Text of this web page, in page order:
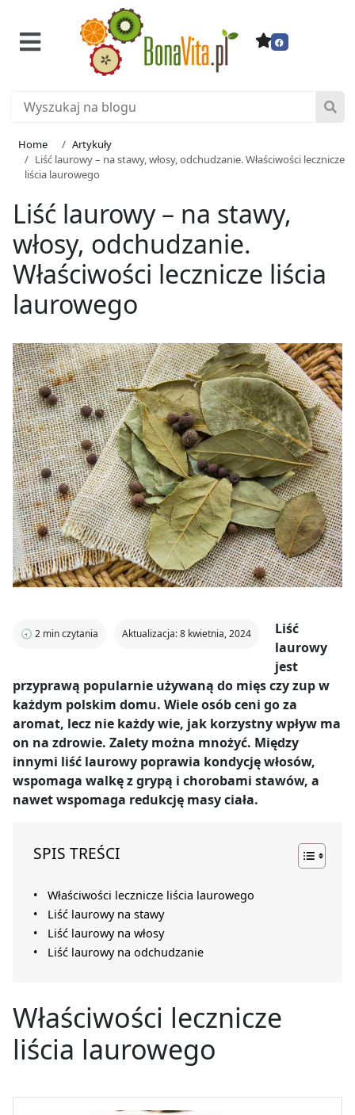
Home
Artykuły
Liść laurowy – na stawy, włosy, odchudzanie. Właściwości lecznicze
liścia laurowego
Liść laurowy – na stawy,
włosy, odchudzanie.
Właściwości lecznicze liścia
laurowego
🕣 2 min czytania Aktualizacja: 8 kwietnia, 2024
Liść
laurowy
jest
przyprawą popularnie używaną do mięs czy zup w
każdym polskim domu. Wiele osób ceni go za
aromat, lecz nie każdy wie, jak korzystny wpływ ma
on na zdrowie. Zalety można mnożyć. Między
innymi liść laurowy poprawia kondycję włosów,
wspomaga walkę z grypą i chorobami stawów, a
nawet wspomaga redukcję masy ciała.
SPIS TREŚCI
Właściwości lecznicze liścia laurowego
Liść laurowy na stawy
Liść laurowy na włosy
Liść laurowy na odchudzanie
Właściwości lecznicze
liścia laurowego